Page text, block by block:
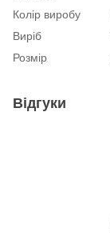
Колір виробу
Виріб
Розмір
Відгуки